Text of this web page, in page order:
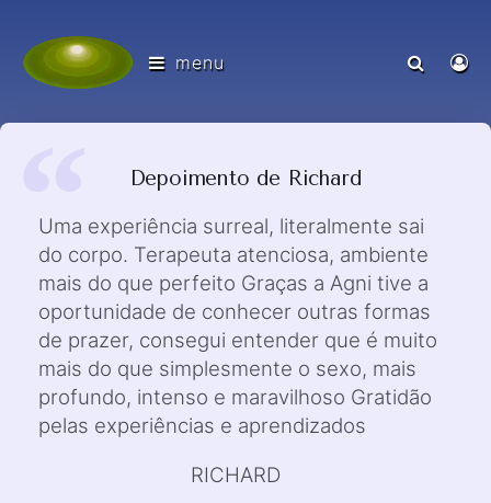
menu
Depoimento de Richard
Uma experiência surreal, literalmente sai
do corpo. Terapeuta atenciosa, ambiente
mais do que perfeito Graças a Agni tive a
oportunidade de conhecer outras formas
de prazer, consegui entender que é muito
mais do que simplesmente o sexo, mais
profundo, intenso e maravilhoso Gratidão
pelas experiências e aprendizados
RICHARD